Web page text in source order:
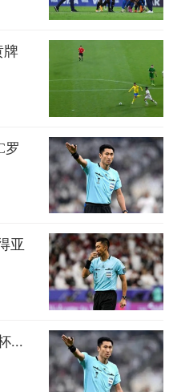
牌
罗
亚
...